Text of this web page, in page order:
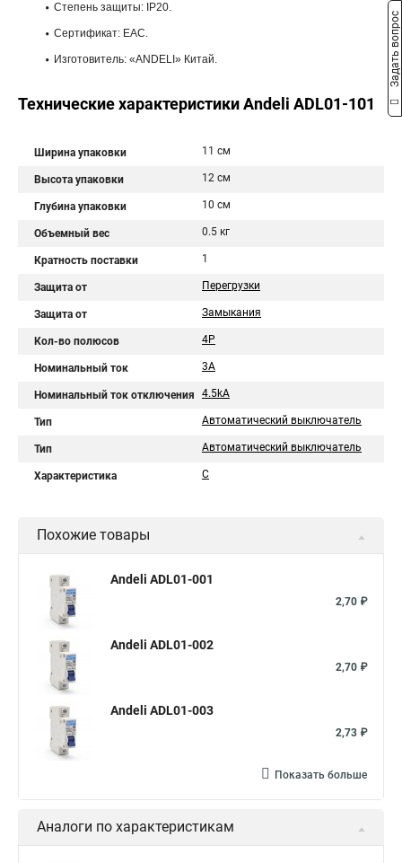
Степень защиты: IP20.
Сертификат: ЕАС.
Изготовитель: «ANDELI» Китай.
Технические характеристики Andeli ADL01-101
Ширина упаковки 11 см
Высота упаковки 12 см
Глубина упаковки 10 см
Объемный вес 0.5 кг
Кратность поставки 1
Защита от Перегрузки
Защита от Замыкания
Кол-во полюсов 4P
Номинальный ток 3A
Номинальный ток отключения 4.5kA
Тип Автоматический выключатель
Тип Автоматический выключатель
Характеристика C
Похожие товары
Andeli ADL01-001
2,70 ₽
Andeli ADL01-002
2,70 ₽
Andeli ADL01-003
2,73 ₽
Показать больше
Аналоги по характеристикам
Задать вопрос